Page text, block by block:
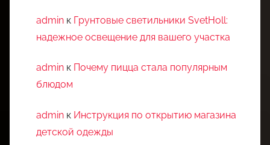
admin к Грунтовые светильники SvetHoll:
надежное освещение для вашего участка
admin к Почему пицца стала популярным
блюдом
admin к Инструкция по открытию магазина
детской одежды